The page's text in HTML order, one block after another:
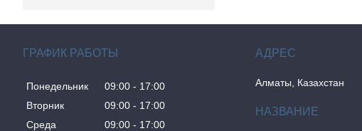
ГРАФИК РАБОТЫ
Понедельник 09:00
17:00
Вторник
09:00
17:00
Среда
09:00 17:00
Алматы, Казахстан